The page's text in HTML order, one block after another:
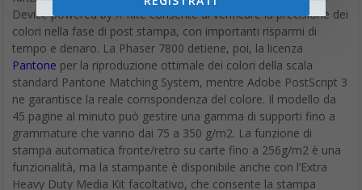
Device powered by X-Rite consente di verificare la precisione dei
colori nella fase di post stampa, con importanti risparmi di
tempo e denaro. La Phaser 7800 detiene, poi, la licenza
Pantone per la riproduzione ottimale dei colori della scala
standard Pantone Matching System, mentre Adobe PostScript 3
ne garantisce la reale corrispondenza del colore. Il modello da
45 pagine al minuto può gestire una gamma di supporti fino a
grammature che vanno dai 75 a 350 g/m2. La funzione di
stampa automatica fronte/retro su carte fino a 256g/m2 è una
funzionalità, ma la stampante è disponibile anche con l’Extra
Heavy Duty Media Kit facoltativo, che consente la stampa